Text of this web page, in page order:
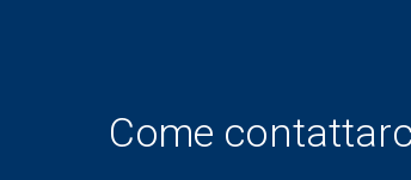
Come